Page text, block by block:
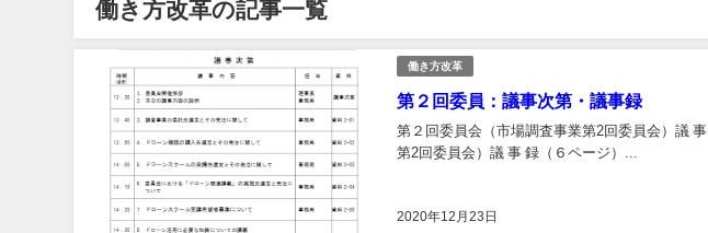
働き方改革の記事一覧
働き方改革
第２回委員：議事次第・議事録
2020年12月23日
第２回委員会（市場調査事業第2回委員会）議
第2回委員会）議 事 録（６ページ）...